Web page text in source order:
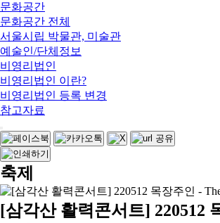
문화공간
문화공간 전체
서울시립 박물관, 미술관
예술인/단체정보
비영리법인
비영리법인 이란?
비영리법인 등록 변경
참고자료
축제
[삼각산 활력콘서트] 220512